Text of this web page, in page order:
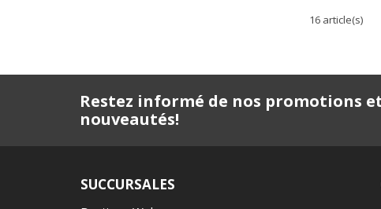
16 article(s)
Restez informé de nos promotions
nouveautés!
SUCCURSALES